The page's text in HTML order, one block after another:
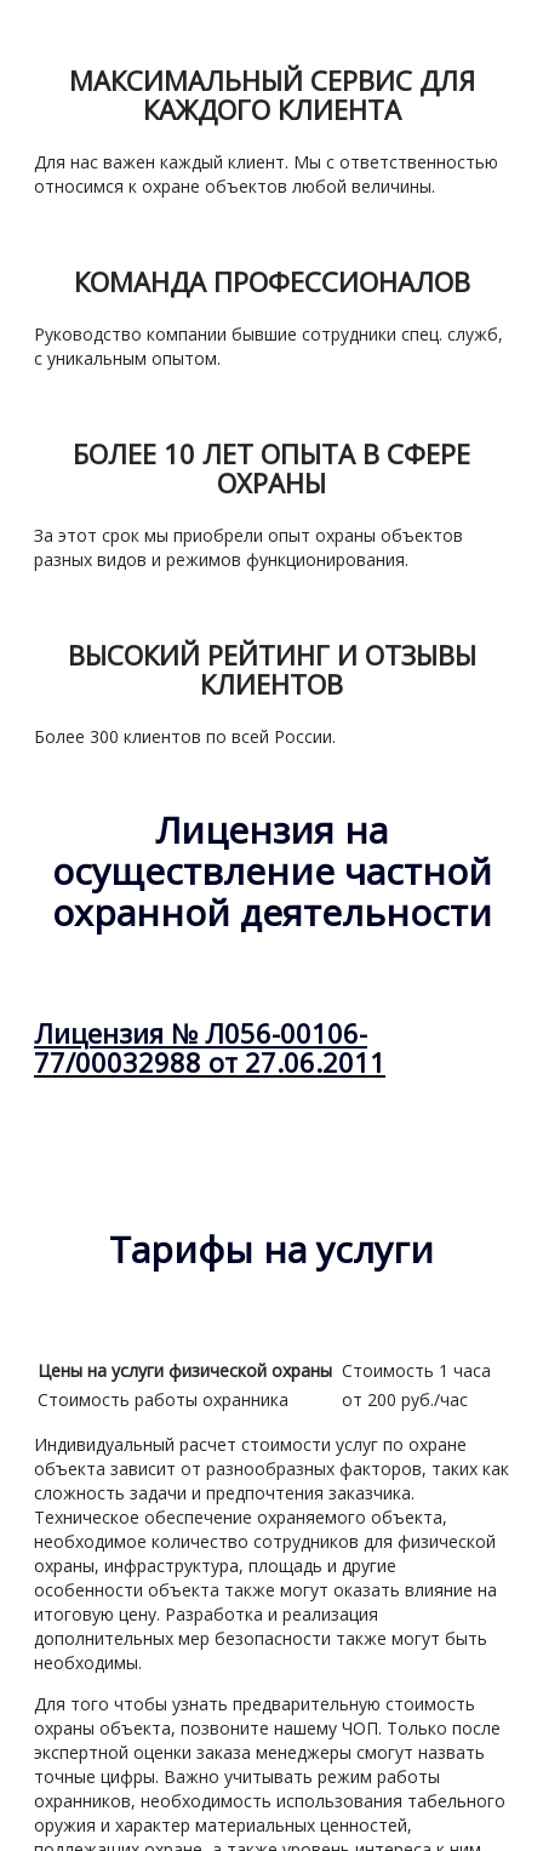
МАКСИМАЛЬНЫЙ СЕРВИС ДЛЯ
КАЖДОГО КЛИЕНТА
Для нас важен каждый клиент. Мы с ответственностью
относимся к охране объектов любой величины.
КОМАНДА ПРОФЕССИОНАЛОВ
Руководство компании бывшие сотрудники спец. служб,
с уникальным опытом.
БОЛЕЕ 10 ЛЕТ ОПЫТА В СФЕРЕ
ОХРАНЫ
За этот срок мы приобрели опыт охраны объектов
разных видов и режимов функционирования.
ВЫСОКИЙ РЕЙТИНГ И ОТЗЫВЫ
КЛИЕНТОВ
Более 300 клиентов по всей России.
Лицензия на
осуществление частной
охранной деятельности
Лицензия № Л056-00106-
77/00032988 от 27.06.2011
Тарифы на услуги
Цены на услуги физической охраны Стоимость 1 часа
Стоимость работы охранника
от 200 руб./час
Индивидуальный расчет стоимости услуг по охране
объекта зависит от разнообразных факторов, таких как
сложность задачи и предпочтения заказчика.
Техническое обеспечение охраняемого объекта,
необходимое количество сотрудников для физической
охраны, инфраструктура, площадь и другие
особенности объекта также могут оказать влияние на
итоговую цену. Разработка и реализация
дополнительных мер безопасности также могут быть
необходимы.
Для того чтобы узнать предварительную стоимость
охраны объекта, позвоните нашему ЧОП. Только после
экспертной оценки заказа менеджеры смогут назвать
точные цифры. Важно учитывать режим работы
охранников, необходимость использования табельного
оружия и характер материальных ценностей,